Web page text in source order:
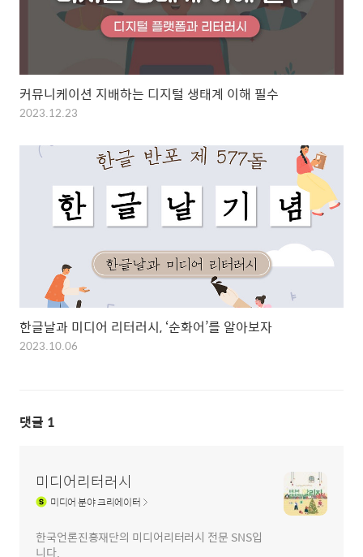
커뮤니케이션 지배하는 디지털 생태계 이해 필수
2023.12.23
한글날과 미디어 리터러시, ‘순화어’를 알아보자
2023.10.06
댓글 1
미디어리터러시
미디어분야 크리에이터
한국언론진흥재단의 미디어리터러시 전문 SNS입
니다.